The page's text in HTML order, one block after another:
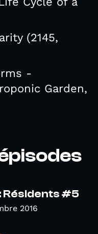
(2145,
-
Garden,
Résidents #5
2016